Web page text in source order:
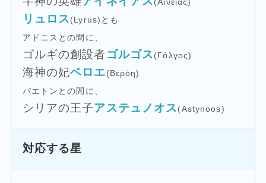
リュロス(Lyrus)とも
アドニスとの間に、
ゴルギの創設者ゴルゴス(Γόλγος)
海神の妃ベロエ(Βερόη)
パエトンとの間に、
シリアの王子アステュノオス(Astynoos)
対応する星